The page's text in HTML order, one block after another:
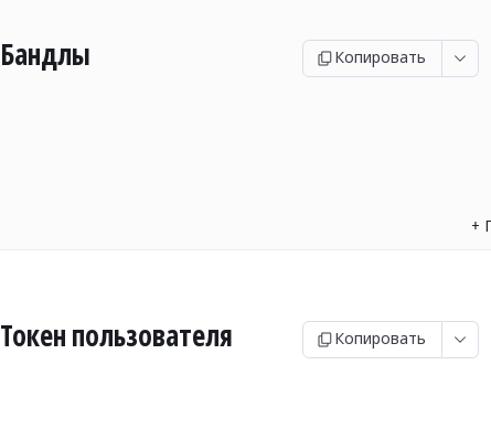
Бандлы
Копировать
+
Токен пользователя
Копировать